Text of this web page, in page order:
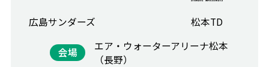
広島サンダーズ 松本TD
会場
エア・ウォーターアリーナ松本
（長野）